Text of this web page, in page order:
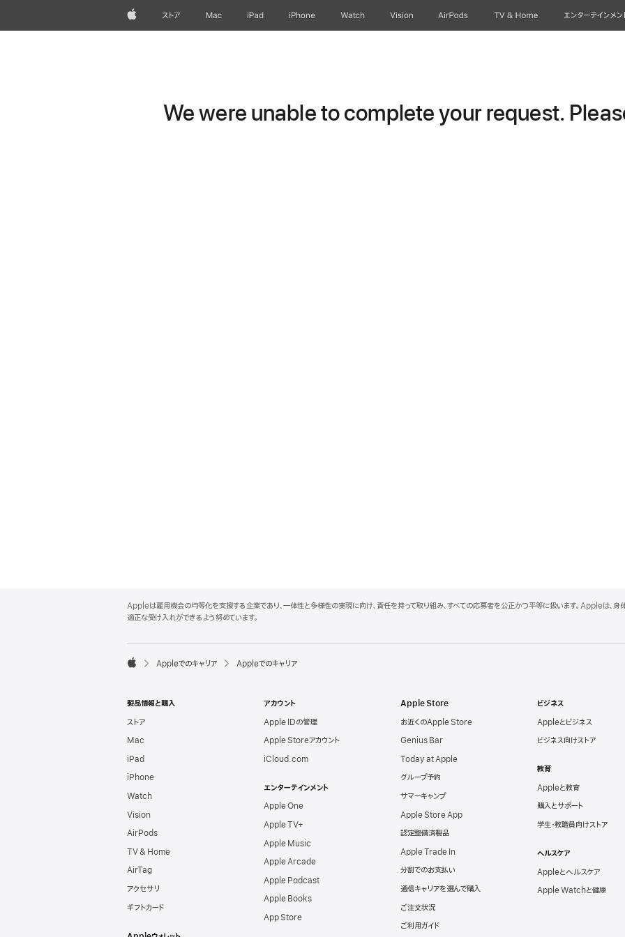
Appleストア Mac iPad iPhone Watch Vision AirPods TV & Home エンターテインメン
We were unable to complete your request.
p
p
e
o
e
Appleは雇用機会の均等化を支援する企業であり、一体性と多様性の実現に向け、責任を持って取り組み、すべての応募者を公正かつ平等に扱います。Appleは、身
適正な受け入れができるよう努めています。

p
l
e
Appleでのキャリア Appleでのキャリア
製品情報と購入
ストア
Mac
iPad
iPhone
Watch
Vision
AirPods
TV & Home
AirTag
アクセサリ
ギフトカード
アカウント
Apple IDの管理
Apple Storeアカウント
iCloud.com
エンターテインメント
Apple One
Apple TV+
Apple Music
Apple Arcade
Apple Podcast
Apple Books
App Store
Apple Store
お近くのApple Store
Genius Bar
Today at Apple
グループ予約
サマーキャンプ
Apple Store App
認定整備済製品
Apple Trade In
分割でのお支払い
通信キャリアを選んで購入
ご注文状況
ご利用ガイド
ビジネス
Appleとビジネス
ビジネス向けストア
教育
Appleと教育
購入とサポート
学生・教職員向けストア
ヘルスケア
Appleとヘルスケア
Apple Watchと健康